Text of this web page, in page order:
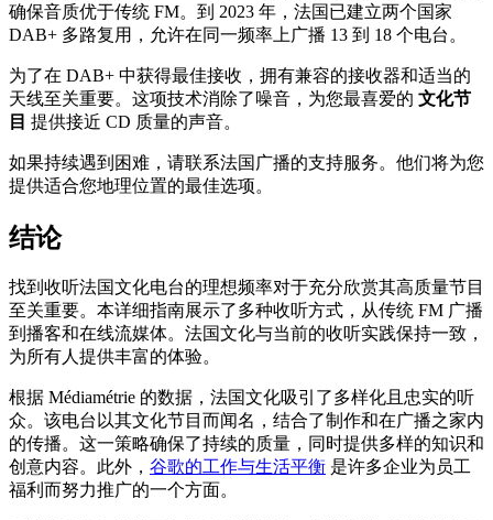
确保音质优于传统 FM。到 2023 年，法国已建立两个国家
DAB+ 多路复用，允许在同一频率上广播 13 到 18 个电台。
为了在 DAB+ 中获得最佳接收，拥有兼容的接收器和适当的
天线至关重要。这项技术消除了噪音，为您最喜爱的 文化节
目 提供接近 CD 质量的声音。
如果持续遇到困难，请联系法国广播的支持服务。他们将为您
提供适合您地理位置的最佳选项。
结论
找到收听法国文化电台的理想频率对于充分欣赏其高质量节目
至关重要。本详细指南展示了多种收听方式，从传统 FM 广播
到播客和在线流媒体。法国文化与当前的收听实践保持一致，
为所有人提供丰富的体验。
根据 Médiamétrie 的数据，法国文化吸引了多样化且忠实的听
众。该电台以其文化节目而闻名，结合了制作和在广播之家内
的传播。这一策略确保了持续的质量，同时提供多样的知识和
创意内容。此外， 谷歌的工作与生活平衡 是许多企业为员工
福利而努力推广的一个方面。